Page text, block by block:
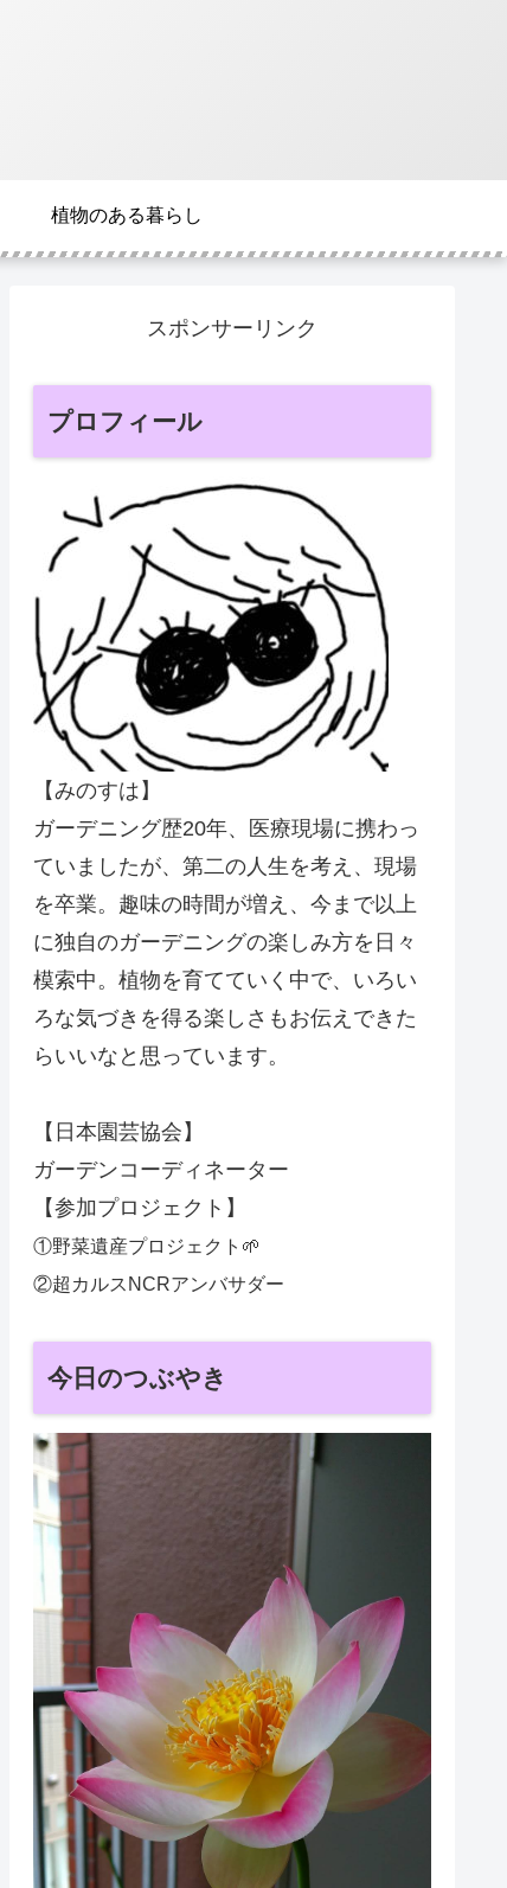
植物のある暮らし
スポンサーリンク
プロフィール
【みのすは】
ガーデニング歴20年、医療現場に携わっ
ていましたが、第二の人生を考え、現場
を卒業。趣味の時間が増え、今まで以上
に独自のガーデニングの楽しみ方を日々
模索中。植物を育てていく中で、いろい
ろな気づきを得る楽しさもお伝えできた
らいいなと思っています。
【日本園芸協会】
ガーデンコーディネーター
【参加プロジェクト】
①野菜遺産プロジェクト🌱
②超カルスNCRアンバサダー
今日のつぶやき